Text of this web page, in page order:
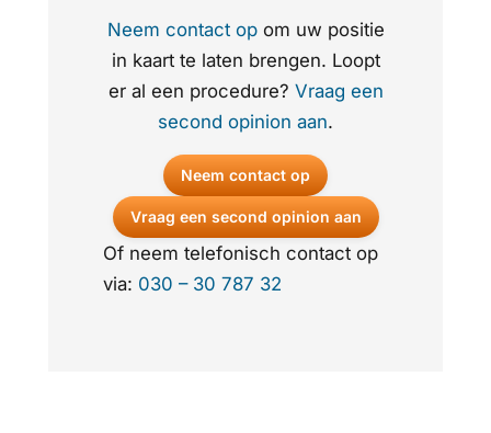
Neem contact opom uw positie
in kaart te laten brengen. Loopt
er al een procedure? Vraag een
second opinion aan.
Neem contact op
Vraag een second opinion aan
Of neem telefonisch contact op
via: 030 – 30 787 32